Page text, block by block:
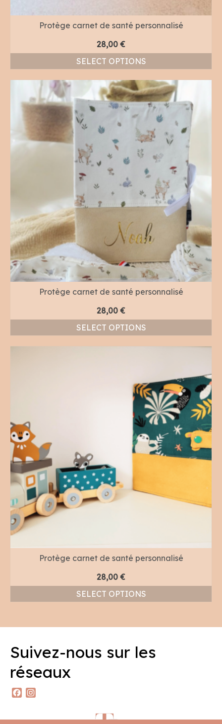
Protège carnet de santé personnalisé
28,00 €
SELECT OPTIONS
Protège carnet de santé personnalisé
28,00 €
SELECT OPTIONS
Protège carnet de santé personnalisé
28,00 €
SELECT OPTIONS
Suivez-nous sur les
réseaux
Facebook